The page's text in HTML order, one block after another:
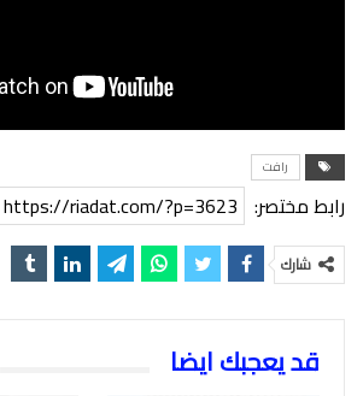
رافت
رابط مختصر: https://riadat.com/?p=3623
شارك
قد يعجبك ايضا